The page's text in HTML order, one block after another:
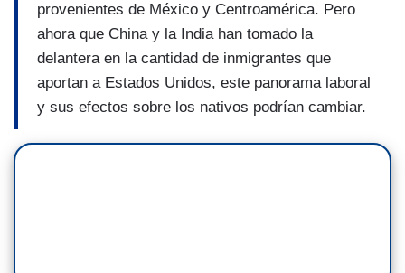
provenientes de México y Centroamérica. Pero
ahora que China y la India han tomado la
delantera en la cantidad de inmigrantes que
aportan a Estados Unidos, este panorama laboral
y sus efectos sobre los nativos podrí­an cambiar.